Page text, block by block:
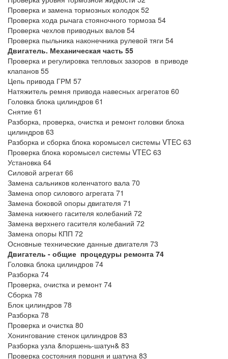
Проверка и замена тормозных колодок 52
Проверка хода рычага стояночного тормоза 54
Проверка чехлов приводных валов 54
Проверка пыльника наконечника рулевой тяги 54
Двигатель. Механическая часть 55
Проверка и регулировка тепловых зазоров в приводе
клапанов 55
Цепь привода ГРМ 57
Натяжитель ремня привода навесных агрегатов 60
Головка блока цилиндров 61
Снятие 61
Разборка, проверка, очистка и ремонт головки блока
цилиндров 63
Разборка и сборка блока коромысел системы VTEC 63
Проверка блока коромысел системы VTEC 63
Установка 64
Силовой агрегат 66
Замена сальников коленчатого вала 70
Замена опор силового агрегата 71
Замена боковой опоры двигателя 71
Замена нижнего гасителя колебаний 72
Замена верхнего гасителя колебаний 72
Замена опоры КПП 72
Основные технические данные двигателя 73
Двигатель - общие процедуры ремонта 74
Головка блока цилиндров 74
Разборка 74
Проверка, очистка и ремонт 74
Сборка 78
Блок цилиндров 78
Разборка 78
Проверка и очистка 80
Хонингование стенок цилиндров 83
Разборка узла &поршень-шатун& 83
Проверка состояния поршня и шатуна 83